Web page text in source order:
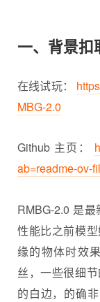
一、背景扣
在线试玩：
MBG-2.0
Github 主页：
ab=readme-ov-
RMBG-2.0 是
性能比之前模
缘的物体时效
丝，一些很细
的白边，的确